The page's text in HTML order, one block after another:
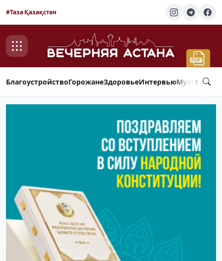
#Таза Қазақстан
БлагоустройствоГорожанеЗдоровьеИнтервью